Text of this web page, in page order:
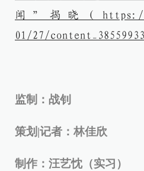
闻”揭晓（https://
01/27/
监制：战钊
策划|记者：林佳欣
制作：汪艺忱（实习）